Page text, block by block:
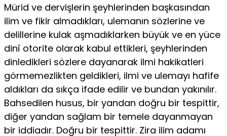
Mürid ve dervişlerin şeyhlerinden başkasından
ilim ve fikir almadıkları, ulemanın sözlerine ve
delillerine kulak aşmadıklarken büyük ve en yüce
dinî otorite olarak kabul ettikleri, şeyhlerinden
dinledikleri sözlere dayanarak ilmi hakikatleri
görmemezlikten geldikleri, ilmi ve ulemayı hafife
aldıkları da sıkça ifade edilir ve bundan yakınılır.
Bahsedilen husus, bir yandan doğru bir tespittir,
diğer yandan sağlam bir temele dayanmayan
bir iddiadır. Doğru bir tespittir. Zira ilim adamı